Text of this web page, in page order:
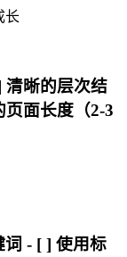
长
清晰的层次结
面长度（2-3
词 - [ ] 使用标